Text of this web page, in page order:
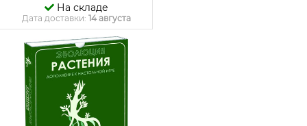
На складе
Дата доставки: 14 августа